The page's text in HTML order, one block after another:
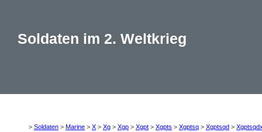
Soldaten im 2. Weltkrieg
> Soldaten > Marine > X > Xg > Xgp > Xgpt > Xgpts > Xgptsq > Xgptsqd >